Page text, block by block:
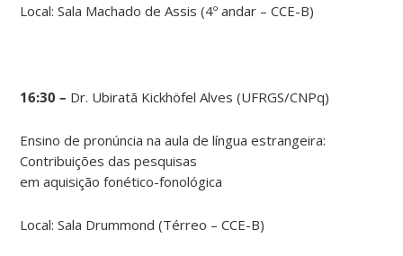
Local: Sala Machado de Assis (4º andar – CCE-B)
16:30 – Dr. Ubiratã Kickhöfel Alves (UFRGS/CNPq)
Ensino de pronúncia na aula de língua estrangeira:
Contribuições das pesquisas
em aquisição fonético-fonológica
Local: Sala Drummond (Térreo – CCE-B)